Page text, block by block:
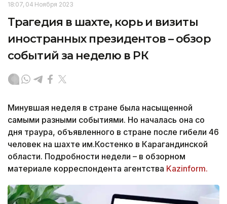
18:07, 04 Ноября 2023
Трагедия в шахте, корь и визиты
иностранных президентов – обзор
событий за неделю в РК
Минувшая неделя в стране была насыщенной
самыми разными событиями. Но началась она со
дня траура, объявленного в стране после гибели 46
человек на шахте им.Костенко в Карагандинской
области. Подробности недели – в обзорном
материале корреспондента агентства Kazinform.